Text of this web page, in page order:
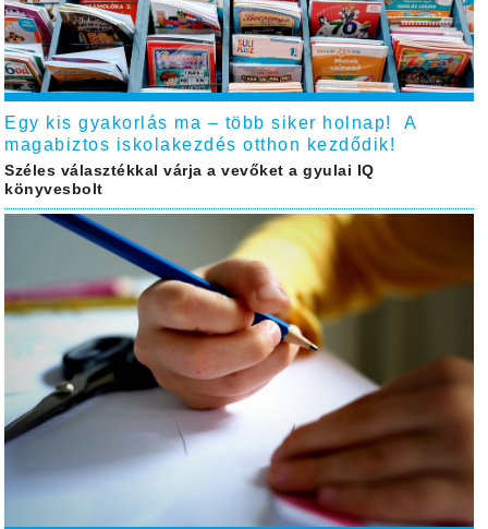
Egy kis gyakorlás ma – több siker holnap! A
magabiztos iskolakezdés otthon kezdődik!
Széles választékkal várja a vevőket a gyulai IQ
könyvesbolt